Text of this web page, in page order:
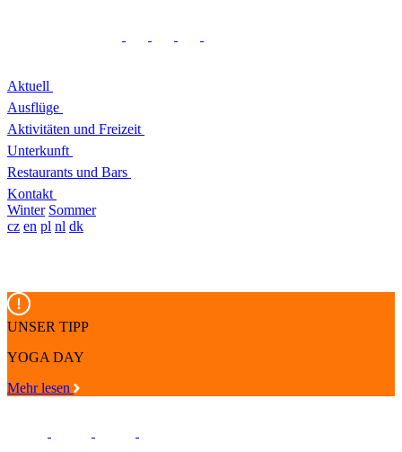
Aktuell
Ausflüge
Aktivitäten und Freizeit
Unterkunft
Restaurants und Bars
Kontakt
Winter Sommer
cz en pl nl dk
UNSER TIPP
YOGA DAY
Mehr lesen